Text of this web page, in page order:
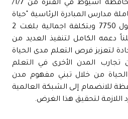
تم تنفيذ 495 مدرسة بمحافظة أسيوط في الفترة من 1/7/
وحتى 30/6/ 2022 شاملة مدارس المبادرة الرئاسية "حياة
كريمة " بإجمالي عدد فصول 7750 وبتكلفة اجمالية بلغت 2
معلناً دعمه الكامل لتنفيذ العديد من
لتعزيز فرص التعلم مدى الحياة
تجارب المدن الأخرى في التعلم
من خلال تبني مفهوم مدن
للانضمام إلى الشبكة العالمية
اللازمة لتحقيق هذا الغرض.